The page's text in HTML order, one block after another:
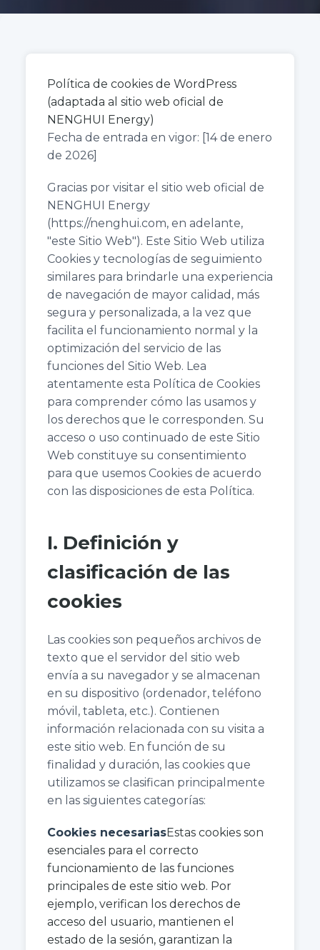
Política de cookies de WordPress
(adaptada al sitio web oficial de
NENGHUI Energy)
Fecha de entrada en vigor: [14 de enero
de 2026]
Gracias por visitar el sitio web oficial de
NENGHUI Energy
(https://nenghui.com, en adelante,
"este Sitio Web"). Este Sitio Web utiliza
Cookies y tecnologías de seguimiento
similares para brindarle una experiencia
de navegación de mayor calidad, más
segura y personalizada, a la vez que
facilita el funcionamiento normal y la
optimización del servicio de las
funciones del Sitio Web. Lea
atentamente esta Política de Cookies
para comprender cómo las usamos y
los derechos que le corresponden. Su
acceso o uso continuado de este Sitio
Web constituye su consentimiento
para que usemos Cookies de acuerdo
con las disposiciones de esta Política.
I. Definición y
clasificación de las
cookies
Las cookies son pequeños archivos de
texto que el servidor del sitio web
envía a su navegador y se almacenan
en su dispositivo (ordenador, teléfono
móvil, tableta, etc.). Contienen
información relacionada con su visita a
este sitio web. En función de su
finalidad y duración, las cookies que
utilizamos se clasifican principalmente
en las siguientes categorías:
Cookies necesariasEstas cookies son
esenciales para el correcto
funcionamiento de las funciones
principales de este sitio web. Por
ejemplo, verifican los derechos de
acceso del usuario, mantienen el
estado de la sesión, garantizan la